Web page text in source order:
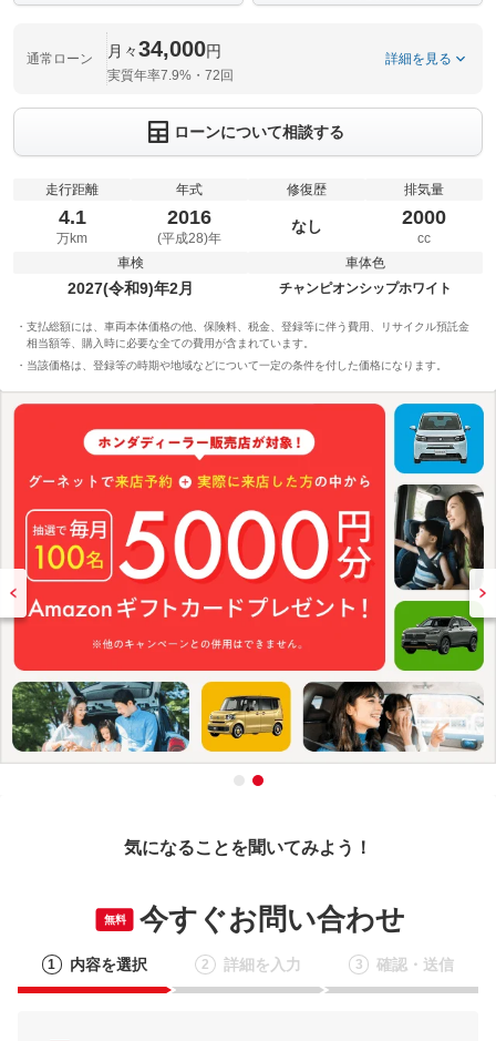
通常ローン 月々34,000円
実質年率7.9%・72回
詳細を見る
ローンについて相談する
走行距離
4.1
万km
年式
2016
(平成28)年
修復歴
なし
排気量
2000
cc
車検
2027(令和9)年2月
車体色
チャンピオンシップホワイト
支払総額には、車両本体価格の他、保険料、税金、登録等に伴う費用、リサイクル預託金
相当額等、購入時に必要な全ての費用が含まれています。
当該価格は、登録等の時期や地域などについて一定の条件を付した価格になります。
気になることを聞いてみよう！
無料 今すぐお問い合わせ
1 内容を選択 2 詳細を入力 3 確認・送信